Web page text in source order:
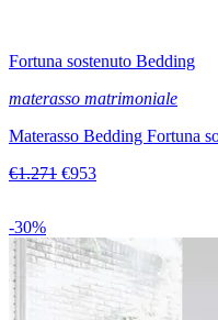
Fortuna sostenuto Bedding
materasso matrimoniale
Materasso Bedding Fortuna
€1.271 €953
-30%